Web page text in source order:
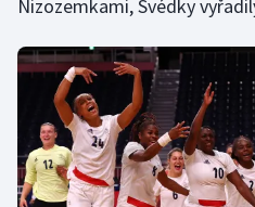
Nizozemkami, Švédky